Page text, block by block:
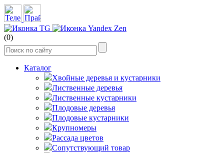
(0)
Каталог
Хвойные деревья и кустарники
Лиственные деревья
Лиственные кустарники
Плодовые деревья
Плодовые кустарники
Крупномеры
Рассада цветов
Сопутствующий товар